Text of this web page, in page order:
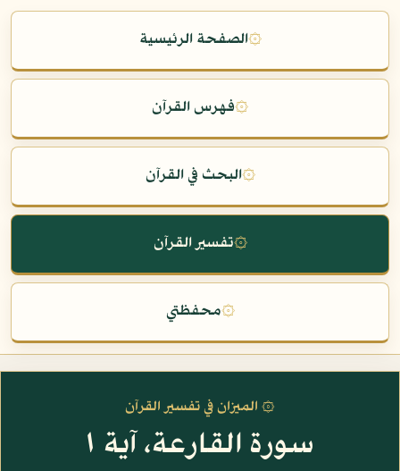
۞الصفحة الرئيسية
۞فهرس القرآن
۞البحث في القرآن
۞تفسير القرآن
۞محفظتي
۞ الميزان في تفسير القرآن
سورة القارعة، آية ١